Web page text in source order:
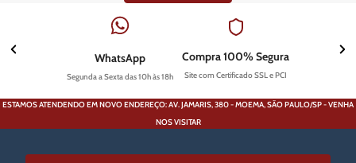
WhatsApp
Segunda a Sexta das 10h às 18h
Compra 100% Segura
Site com Certificado SSL e PCI
ESTAMOS ATENDENDO EM NOVO ENDEREÇO: AV. JAMARIS, 380 - MOEMA, SÃO PAULO/SP - VENHA
NOS VISITAR